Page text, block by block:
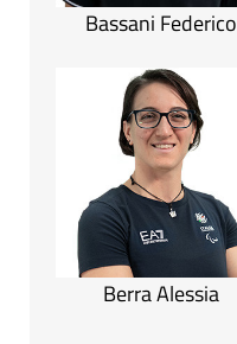
Bassani Federico
Berra Alessia